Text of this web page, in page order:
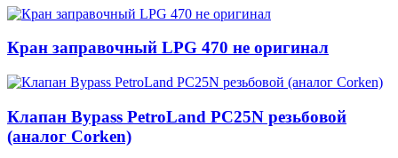
Кран заправочный LPG 470 не оригинал
Клапан Bypass PetroLand PС25N резьбовой
(аналог Corken)